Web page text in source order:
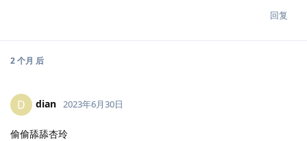
回复
2 个月 后
D dian 2023年6月30日
偷偷舔舔杏玲